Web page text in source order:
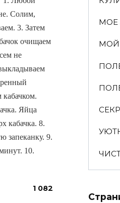
Солим,
3. Затем
очищаем
не
Яйца
кабачка. 8.
запеканку. 9.
10.
1 082
МОЕ
МОЙ